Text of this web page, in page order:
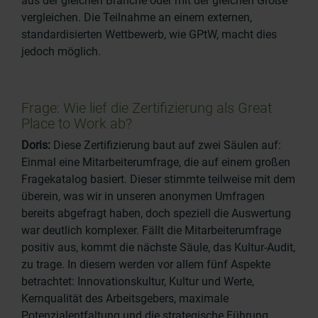
vergleichen. Die Teilnahme an einem externen,
standardisierten Wettbewerb, wie GPtW, macht dies
jedoch möglich.
Frage: Wie lief die Zertifizierung als Great
Place to Work ab?
Doris: Diese Zertifizierung baut auf zwei Säulen auf:
Einmal eine Mitarbeiterumfrage, die auf einem großen
Fragekatalog basiert. Dieser stimmte teilweise mit dem
überein, was wir in unseren anonymen Umfragen
bereits abgefragt haben, doch speziell die Auswertung
war deutlich komplexer. Fällt die Mitarbeiterumfrage
positiv aus, kommt die nächste Säule, das Kultur-Audit,
zu trage. In diesem werden vor allem fünf Aspekte
betrachtet: Innovationskultur, Kultur und Werte,
Kernqualität des Arbeitsgebers, maximale